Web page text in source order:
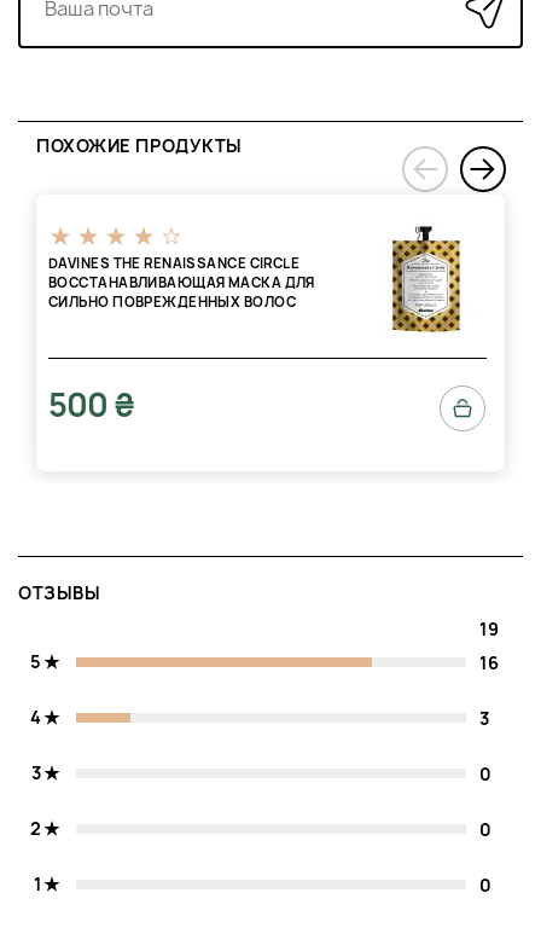
питание. После этого тщательно смойте маску большим
количеством теплой воды, чтобы полностью удалить
состоянии.
ПОХОЖИЕ ПРОДУКТЫ
DAVINES THE RENAISSANCE CIRCLE
ВОССТАНАВЛИВАЮЩАЯ МАСКА ДЛЯ
СИЛЬНО ПОВРЕЖДЕННЫХ ВОЛОС
500 ₴
‹
›
ОТЗЫВЫ
19
5
16
4 3
3 0
2 0
1 0